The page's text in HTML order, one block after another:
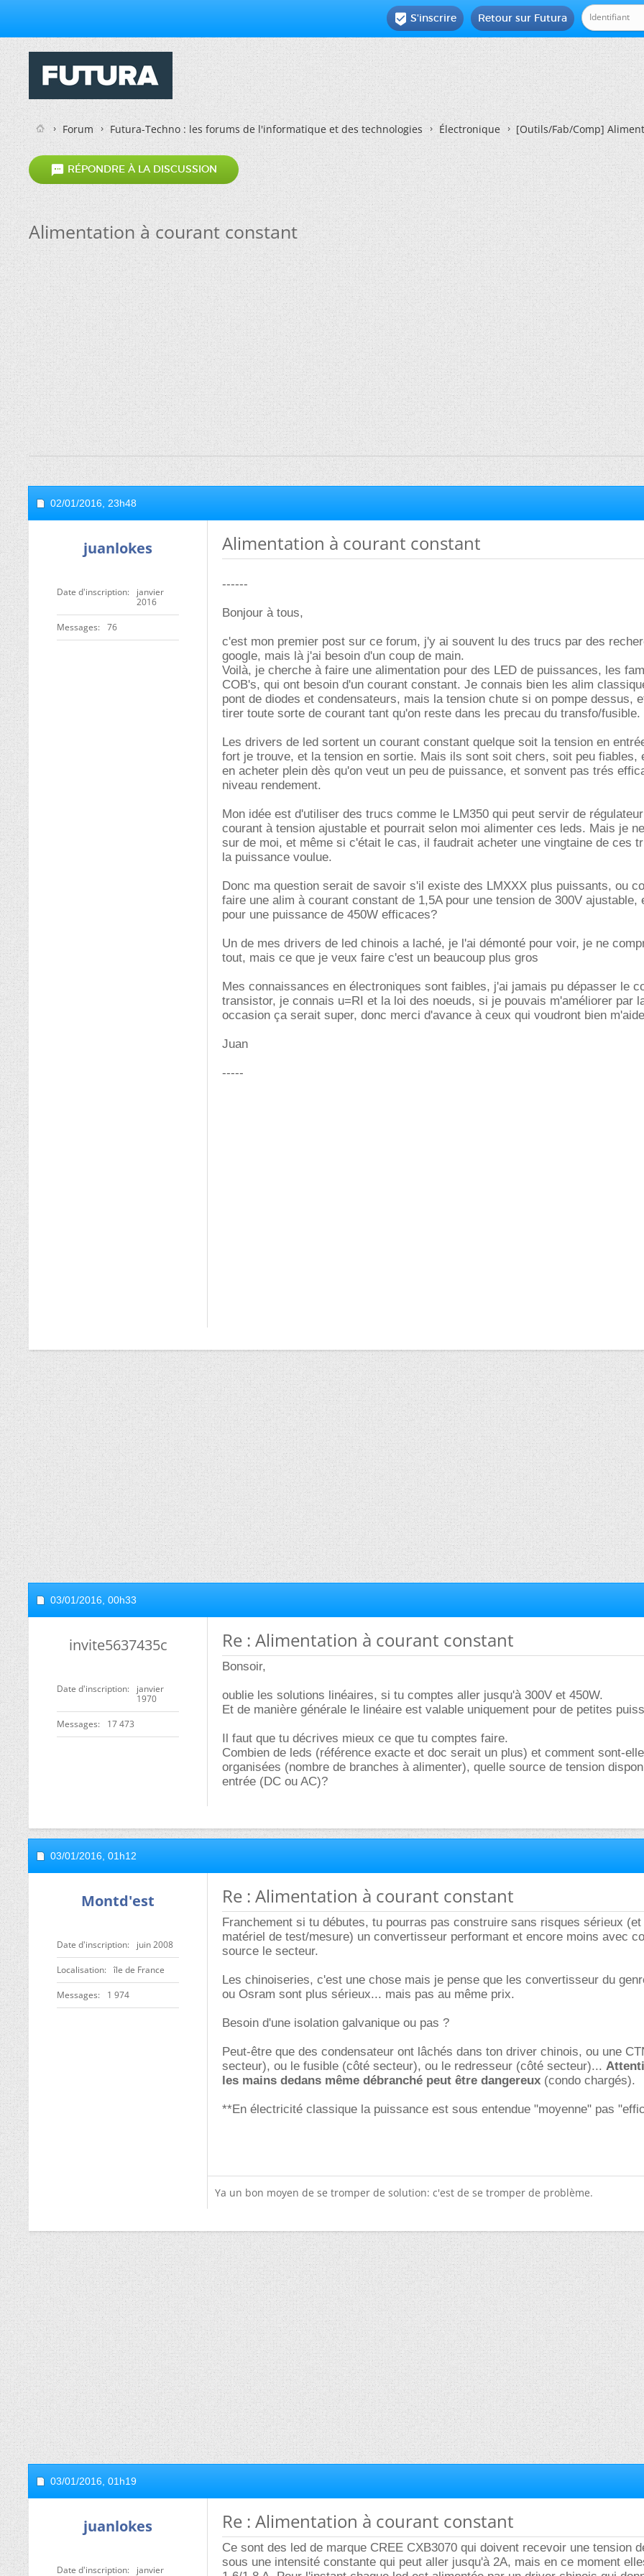
Retour sur Futura
 S'inscrire
Forum Futura-Techno : les forums de l'informatique et des technologies Électronique [Outils/Fab/Comp]
 RÉPONDRE À LA DISCUSSION
Alimentation à courant constant
02/01/2016, 23h48
juanlokes
Date d'inscription
janvier
2016
Messages 76
Alimentation à courant constant
------
Bonjour à tous,
c'est mon premier post sur ce forum, j'y ai souvent lu des trucs par des
google, mais là j'ai besoin d'un coup de main.
Voilà, je cherche à faire une alimentation pour des LED de puissances, les
COB's, qui ont besoin d'un courant constant. Je connais bien les alim
pont de diodes et condensateurs, mais la tension chute si on pompe dessus,
tirer toute sorte de courant tant qu'on reste dans les precau du transfo/fusible.
Les drivers de led sortent un courant constant quelque soit la tension en
fort je trouve, et la tension en sortie. Mais ils sont soit chers, soit peu fiables,
en acheter plein dès qu'on veut un peu de puissance, et sonvent pas trés
niveau rendement.
Mon idée est d'utiliser des trucs comme le LM350 qui peut servir de
courant à tension ajustable et pourrait selon moi alimenter ces leds. Mais je
sur de moi, et même si c'était le cas, il faudrait acheter une vingtaine de ces
la puissance voulue.
Donc ma question serait de savoir s'il existe des LMXXX plus puissants, ou
faire une alim à courant constant de 1,5A pour une tension de 300V ajustable,
pour une puissance de 450W efficaces?
Un de mes drivers de led chinois a laché, je l'ai démonté pour voir, je ne
tout, mais ce que je veux faire c'est un beaucoup plus gros
Mes connaissances en électroniques sont faibles, j'ai jamais pu dépasser le
transistor, je connais u=RI et la loi des noeuds, si je pouvais m'améliorer par
occasion ça serait super, donc merci d'avance à ceux qui voudront bien
Juan
-----
03/01/2016, 00h33
invite5637435c
Date d'inscription
janvier
1970
Messages 17 473
Re : Alimentation à courant constant
Bonsoir,
oublie les solutions linéaires, si tu comptes aller jusqu'à 300V et 450W.
Et de manière générale le linéaire est valable uniquement pour de petites
Il faut que tu décrives mieux ce que tu comptes faire.
Combien de leds (référence exacte et doc serait un plus) et comment sont-
organisées (nombre de branches à alimenter), quelle source de tension
entrée (DC ou AC)?
03/01/2016, 01h12
Montd'est
Date d'inscription juin 2008
Localisation île de France
Messages 1 974
Re : Alimentation à courant constant
Franchement si tu débutes, tu pourras pas construire sans risques sérieux
matériel de test/mesure) un convertisseur performant et encore moins avec
source le secteur.
Les chinoiseries, c'est une chose mais je pense que les convertisseur du
ou Osram sont plus sérieux... mais pas au même prix.
Besoin d'une isolation galvanique ou pas ?
Peut-être que des condensateur ont lâchés dans ton driver chinois, ou une
secteur), ou le fusible (côté secteur), ou le redresseur (côté secteur)...
les mains dedans même débranché peut être dangereux (condo chargés).
**En électricité classique la puissance est sous entendue "moyenne" pas
Ya un bon moyen de se tromper de solution: c'est de se tromper de problème.
03/01/2016, 01h19
juanlokes
Date d'inscription
janvier
Re : Alimentation à courant constant
Ce sont des led de marque CREE CXB3070 qui doivent recevoir une tension
sous une intensité constante qui peut aller jusqu'à 2A, mais en ce moment